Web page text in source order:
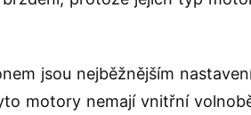
jsou nejběžnějším
motory nemají vnitřní